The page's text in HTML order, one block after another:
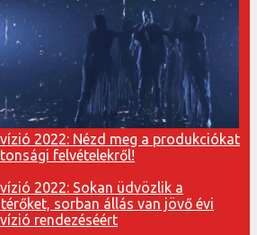
2022: Nézd meg a produkciókat
felvételekről!
2022: Sokan üdvözlik a
sorban állás van jövő évi
rendezéséért